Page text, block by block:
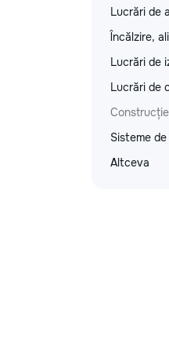
Lucrări de
Încălzire,
Lucrări de
Lucrări de
Sisteme
Altceva